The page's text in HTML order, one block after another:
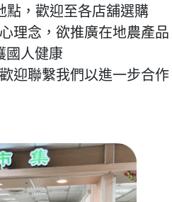
點，歡迎至各店舖選購
理念，欲推廣在地農產品
國人健康
迎聯繫我們以進一步合作